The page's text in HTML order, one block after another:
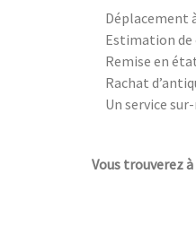
Déplacement
Estimation de
Remise en
Rachat
Un service
Vous trouverez